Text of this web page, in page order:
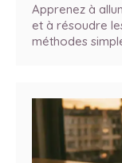
Apprenez à
et à résoudre
méthodes